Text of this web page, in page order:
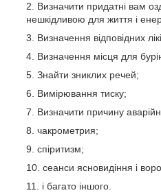
Визначити придатні вам
нешкідливою для життя і
Визначення відповідних
Визначення місця для
Знайти зниклих речей;
Вимірювання тиску;
Визначити причину
чакрометрия;
спіритизм;
сеанси ясновидіння і
і багато іншого.